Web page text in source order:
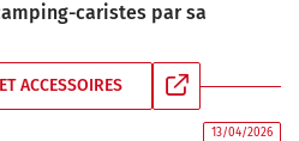
caristes par sa
ACCESSOIRES
13/04/2026